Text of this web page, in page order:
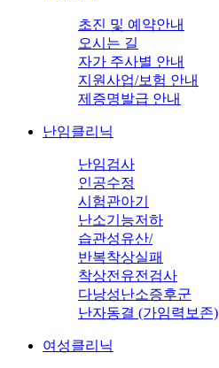
초진 및 예약안내
오시는 길
자가 주사별 안내
지원사업/보험 안내
제증명발급 안내
난임클리닉
난임검사
인공수정
시험관아기
난소기능저하
습관성유산/
반복착상실패
착상전유전검사
다낭성난소증후군
난자동결 (가임력보존)
여성클리닉